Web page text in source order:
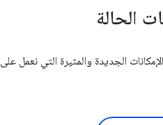
الحالة
الجديدة والمثيرة التي نعمل على